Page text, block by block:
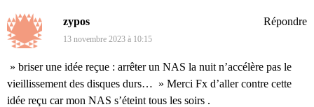
zypos
13 novembre 2023 à 10:15
» briser une idée reçue : arrêter un NAS la nuit n’accélère pas le
vieillissement des disques durs… » Merci Fx d’aller contre cette
idée reçu car mon NAS s’éteint tous les soirs .
Répondre